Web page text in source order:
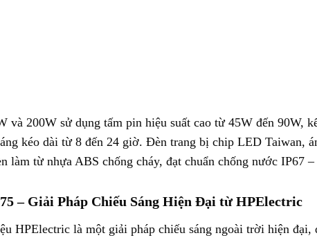
và 200W sử dụng tấm pin hiệu suất cao từ 45W đến 90W,
kéo dài từ 8 đến 24 giờ. Đèn trang bị chip LED Taiwan,
làm từ nhựa ABS chống cháy, đạt chuẩn chống nước IP67
– Giải Pháp Chiếu Sáng Hiện Đại từ HPElectric
là một giải pháp chiếu sáng ngoài trời hiện đại,